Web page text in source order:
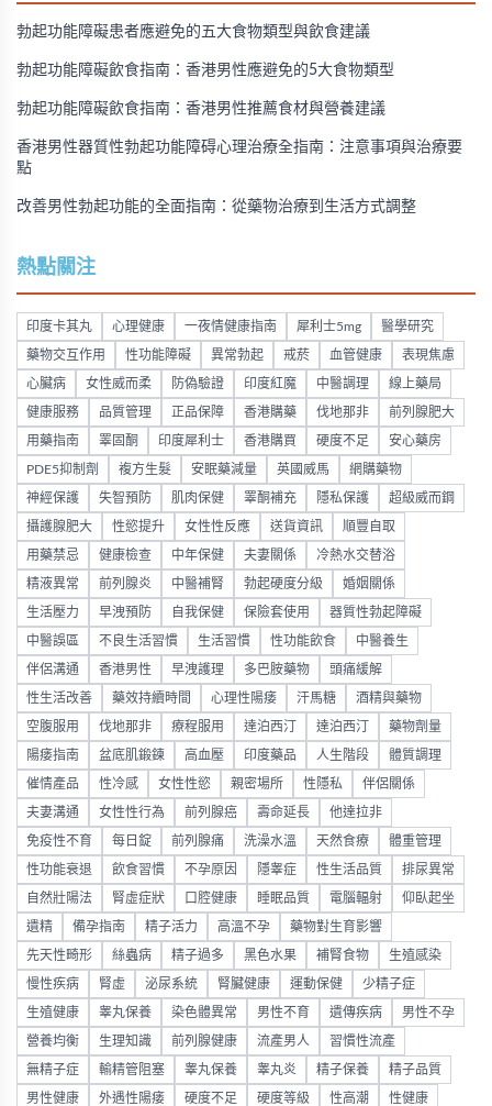
勃起功能障礙患者應避免的五大食物類型與飲食建議
勃起功能障礙飲食指南：香港男性應避免的5大食物類型
勃起功能障礙飲食指南：香港男性推薦食材與營養建議
香港男性器質性勃起功能障碍心理治療全指南：注意事項與治療要
點
改善男性勃起功能的全面指南：從藥物治療到生活方式調整
熱點關注
印度卡其丸 心理健康 一夜情健康指南 犀利士5mg 醫學研究
藥物交互作用 性功能障礙 異常勃起 戒菸 血管健康 表現焦慮
心臟病 女性威而柔 防偽驗證 印度紅魔 中醫調理 線上藥局
健康服務 品質管理 正品保障 香港購藥 伐地那非 前列腺肥大
用藥指南 睪固酮 印度犀利士 香港購買 硬度不足 安心藥房
PDE5抑制劑 複方生髮 安眠藥減量 英國威馬 網購藥物
神經保護 失智預防 肌肉保健 睪酮補充 隱私保護 超級威而鋼
攝護腺肥大 性慾提升 女性性反應 送貨資訊 順豐自取
用藥禁忌 健康檢查 中年保健 夫妻關係 冷熱水交替浴
精液異常 前列腺炎 中醫補腎 勃起硬度分級 婚姻關係
生活壓力 早洩預防 自我保健 保險套使用 器質性勃起障礙
中醫誤區 不良生活習慣 生活習慣 性功能飲食 中醫養生
伴侶溝通 香港男性 早洩護理 多巴胺藥物 頭痛緩解
性生活改善 藥效持續時間 心理性陽痿 汗馬糖 酒精與藥物
空腹服用 伐地那非 療程服用 達泊西汀 達泊西汀 藥物劑量
陽痿指南 盆底肌鍛鍊 高血壓 印度藥品 人生階段 體質調理
催情產品 性冷感 女性性慾 親密場所 性隱私 伴侶關係
夫妻溝通 女性性行為 前列腺癌 壽命延長 他達拉非
免疫性不育 每日錠 前列腺痛 洗澡水溫 天然食療 體重管理
性功能衰退 飲食習慣 不孕原因 隱睾症 性生活品質 排尿異常
自然壯陽法 腎虛症狀 口腔健康 睡眠品質 電腦輻射 仰臥起坐
遺精 備孕指南 精子活力 高溫不孕 藥物對生育影響
先天性畸形 絲蟲病 精子過多 黑色水果 補腎食物 生殖感染
慢性疾病 腎虛 泌尿系統 腎臟健康 運動保健 少精子症
生殖健康 睾丸保養 染色體異常 男性不育 遺傳疾病 男性不孕
營養均衡 生理知識 前列腺健康 流產男人 習慣性流產
無精子症 輸精管阻塞 睾丸保養 睾丸炎 精子保養 精子品質
男性健康 外遇性陽痿 硬度不足 硬度等級 性高潮 性健康